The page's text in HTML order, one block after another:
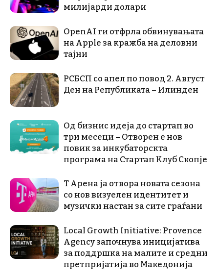
милијарди долари
OpenAI ги отфрла обвинувањата
на Apple за кражба на деловни
тајни
РСБСП со апел по повод 2. Август
Ден на Републиката – Илинден
Од бизнис идеја до стартап во
три месеци – Отворен е нов
повик за инкубаторскта
програма на Стартап Клуб Скопје
Т Арена ја отвора новата сезона
со нов визуелен идентитет и
музички настан за сите граѓани
Local Growth Initiative: Provence
Agency започнува иницијатива
за поддршка на малите и средни
претпријатија во Македонија